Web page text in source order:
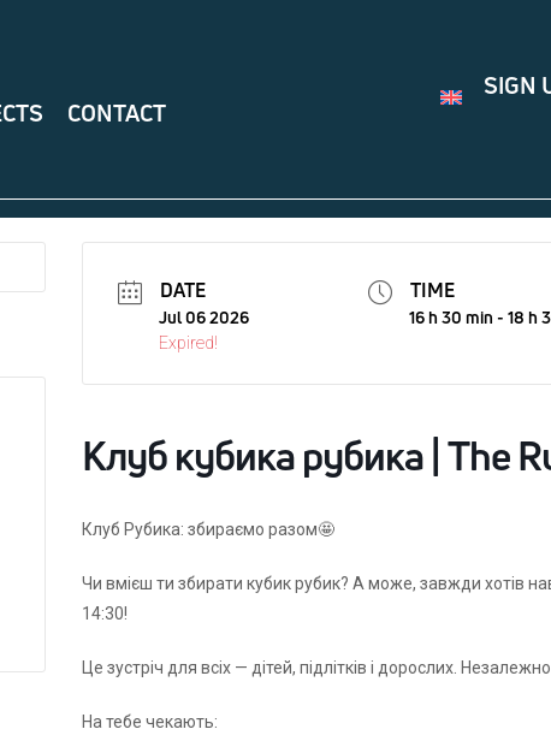
CONTACT
SIGN
DATE
Jul 06 2026
Expired!
TIME
16 h 30 min - 18 h
Клуб кубика рубика | The
Клуб Рубика: збираємо разом🤩
Чи вмієш ти збирати кубик рубик? А може, завжди хотів
14:30!
Це зустріч для всіх — дітей, підлітків і дорослих.
На тебе чекають: